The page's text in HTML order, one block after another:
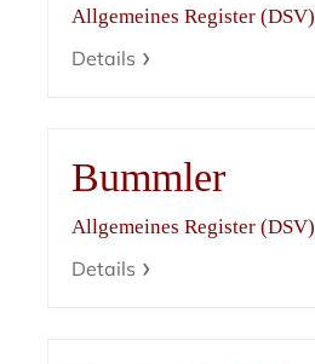
Allgemeines Register (DSV)
Details
Bummler
Allgemeines Register (DSV)
Details